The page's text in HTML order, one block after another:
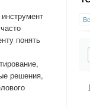
понять
решения,